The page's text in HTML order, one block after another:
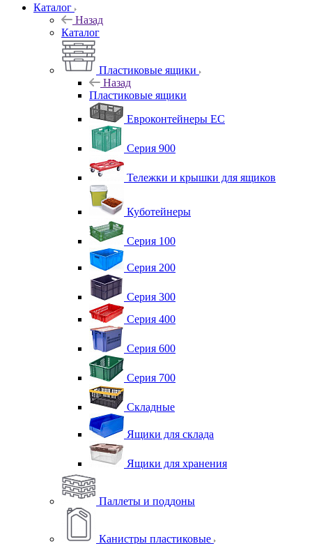
Каталог
Назад
Каталог
Пластиковые ящики
Назад
Пластиковые ящики
Евроконтейнеры ЕС
Серия 900
Тележки и крышки для ящиков
Куботейнеры
Серия 100
Серия 200
Серия 300
Серия 400
Серия 600
Серия 700
Складные
Ящики для склада
Ящики для хранения
Паллеты и поддоны
Канистры пластиковые